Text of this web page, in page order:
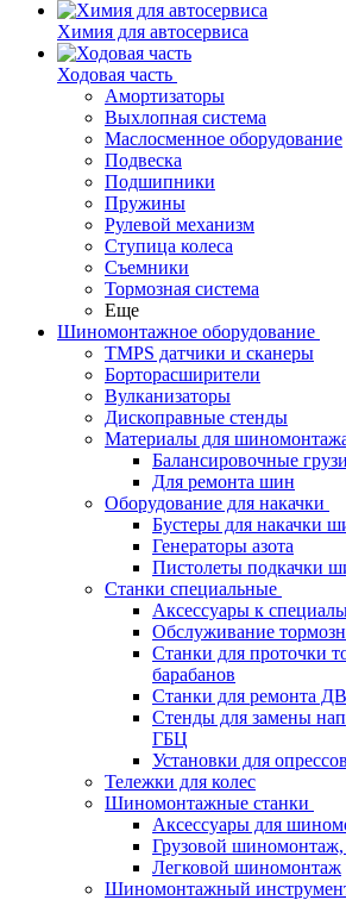
Химия для автосервиса
Ходовая часть
Амортизаторы
Выхлопная система
Маслосменное оборудование
Подвеска
Подшипники
Пружины
Рулевой механизм
Ступица колеса
Съемники
Тормозная система
Еще
Шиномонтажное оборудование
TMPS датчики и сканеры
Борторасширители
Вулканизаторы
Дископравные стенды
Материалы для
Балансировочные
Для ремонта шин
Оборудование для накачки
Бустеры для накачки
Генераторы азота
Пистолеты подкачки
Станки специальные
Аксессуары к
Обслуживание
Станки для проточки
барабанов
Станки для ремонта
Стенды для замены
ГБЦ
Установки для
Тележки для колес
Шиномонтажные станки
Аксессуары для
Грузовой шиномонтаж,
Легковой шиномонтаж
Шиномонтажный